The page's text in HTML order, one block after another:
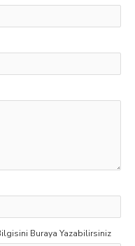
Buraya Yazabilirsiniz